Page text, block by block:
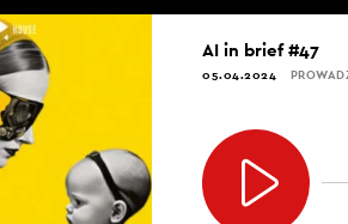
AI in brief #47
05.04.2024